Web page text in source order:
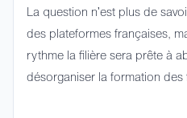
La question n'est plus de
des plateformes françaises,
rythme la filière sera prête à
désorganiser la formation des